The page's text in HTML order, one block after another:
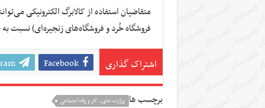
فروشگاه خُرد و فروشگاه‌های زنجیره‌ای) نسبت
اشتراک گذاری Facebook
برچسب ها وزارت تعاون، کار و رفاه اجتماعی